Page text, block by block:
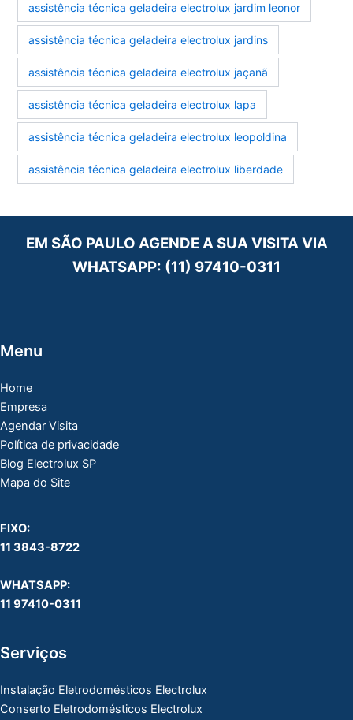
assistência técnica geladeira electrolux jardim leonor
assistência técnica geladeira electrolux jardins
assistência técnica geladeira electrolux jaçanã
assistência técnica geladeira electrolux lapa
assistência técnica geladeira electrolux leopoldina
assistência técnica geladeira electrolux liberdade
EM SÃO PAULO AGENDE A SUA VISITA VIA
WHATSAPP: (11) 97410-0311
Menu
Home
Empresa
Agendar Visita
Política de privacidade
Blog Electrolux SP
Mapa do Site
FIXO:
11 3843-8722
WHATSAPP:
11 97410-0311
Serviços
Instalação Eletrodomésticos Electrolux
Conserto Eletrodomésticos Electrolux